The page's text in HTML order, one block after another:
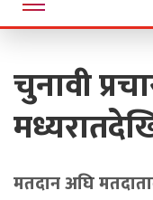
चुनावी
मतदान अघि